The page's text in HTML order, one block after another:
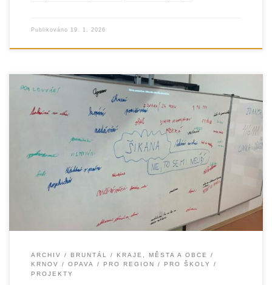
Publikováno 19. 1. 2026
Organizace EUROTOPIA.CZ v první polovině školního roku
2025/2026 úspěšně realizovala první část dlouhodobého
projektu Tudy cesta nevede – Preventivní programy pro
ARCHIV BRUNTÁL
KRAJE, MĚSTA A OBCE
KRNOV
OPAVA PRO REGION
PRO ŠKOLY
PROJEKTY